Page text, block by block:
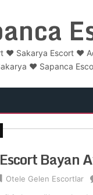
❤️ Sakarya Escort ❤️
❤️ Sapanca
Bayan
Otele Gelen Escortlar